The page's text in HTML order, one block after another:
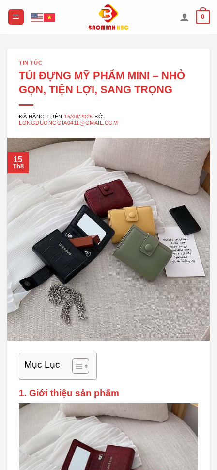
0
TIN TỨC
TÚI ĐỰNG MỸ PHẨM MINI – NHỎ
GỌN, TIỆN LỢI, SANG TRỌNG
ĐÃ ĐĂNG TRÊN 15/08/2025 BỞI
LONGDUONGGIA0411@GMAIL.COM
15
Th8
Mục Lục
1. Giới thiệu sản phẩm